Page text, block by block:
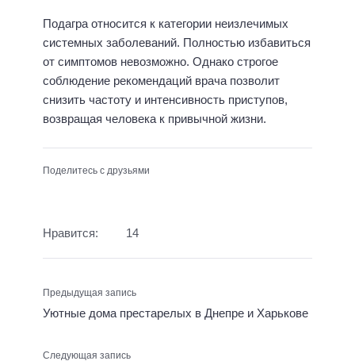
Подагра относится к категории неизлечимых
системных заболеваний. Полностью избавиться
от симптомов невозможно. Однако строгое
соблюдение рекомендаций врача позволит
снизить частоту и интенсивность приступов,
возвращая человека к привычной жизни.
Поделитесь с друзьями
Нравится: 14
Предыдущая запись
Уютные дома престарелых в Днепре и Харькове
Следующая запись